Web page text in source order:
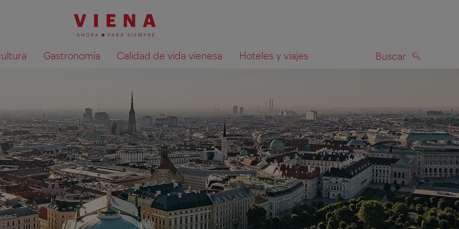
Gastronomía Calidad de vida vienesa Hoteles y viajes Buscar